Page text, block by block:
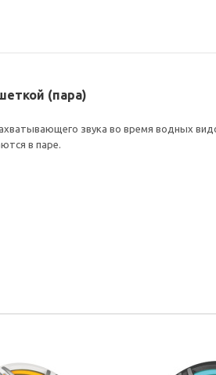
(пара)
звука во время водных
в паре.